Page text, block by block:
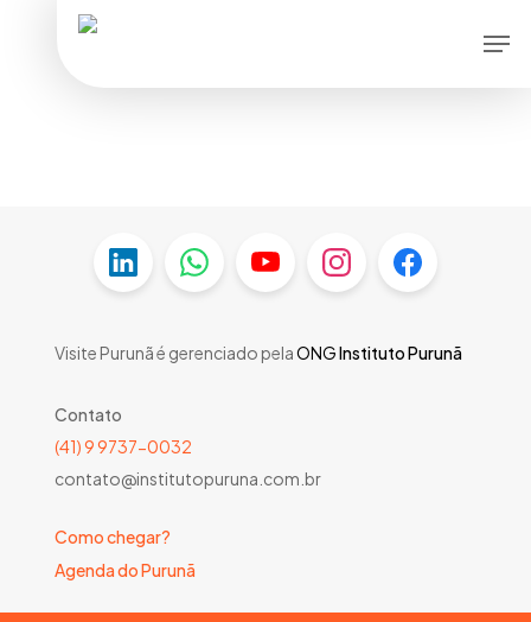
Visite Purunã é gerenciado pelaONGInstituto Purunã
Contato
(41) 9 9737-0032
contato@institutopuruna.com.br
Como chegar?
Agenda do Purunã